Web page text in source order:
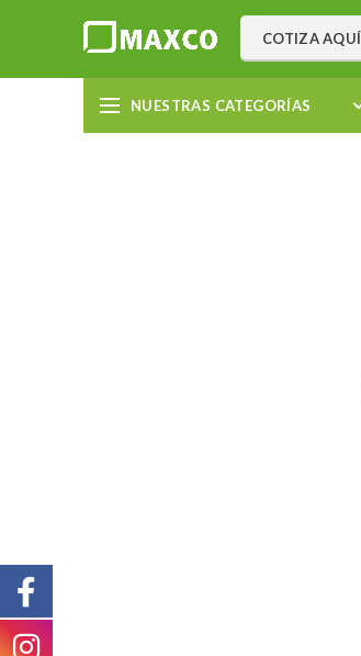
COTIZA AQUÍ
NUESTRAS CATEGORÍAS